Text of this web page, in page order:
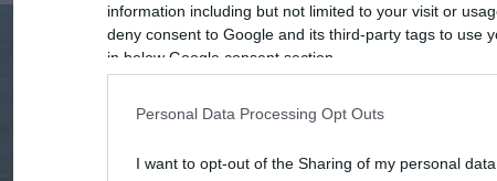
information including but not limited to your visit or
deny consent to Google and its third-party tags to use
in below Google consent section.
Personal Data Processing Opt Outs
I want to opt-out of the Sharing of my personal data.